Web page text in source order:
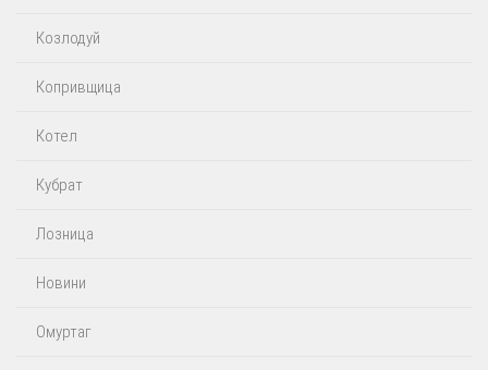
Козлодуй
Копривщица
Котел
Кубрат
Лозница
Новини
Омуртаг